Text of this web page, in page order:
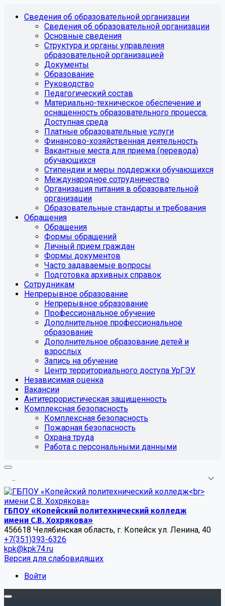
Сведения об образовательной организации
Сведения об образовательной организации
Основные сведения
Структура и органы управления
образовательной организацией
Документы
Образование
Руководство
Педагогический состав
Материально-техническое обеспечение и
оснащенность образовательного процесса.
Доступная среда
Платные образовательные услуги
Финансово-хозяйственная деятельность
Вакантные места для приема (перевода)
обучающихся
Стипендии и меры поддержки обучающихся
Международное сотрудничество
Организация питания в образовательной
организации
Образовательные стандарты и требования
Обращения
Обращения
Формы обращений
Личный прием граждан
Формы документов
Часто задаваемые вопросы
Подготовка архивных справок
Сотрудникам
Непрерывное образование
Непрерывное образование
Профессиональное обучение
Дополнительное профессиональное
образование
Дополнительное образование детей и
взрослых
Запись на обучение
Центр территориального доступа УрГЭУ
Независимая оценка
Вакансии
Антитеррористическая защищенность
Комплексная безопасность
Комплексная безопасность
Пожарная безопасность
Охрана труда
Работа с персональными данными
...
ГБПОУ «Копейский политехнический колледж
имени С.В. Хохрякова»
456618 Челябинская область, г. Копейск ул. Ленина, 40
+7(351)393-6326
kpk@kpk74.ru
Версия для слабовидящих
Войти